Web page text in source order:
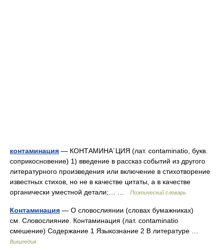
контаминация — КОНТАМИНА´ЦИЯ (лат. contaminatio, букв.
соприкосновение) 1) введение в рассказ событий из другого
литературного произведения или включение в стихотворение
известных стихов, но не в качестве цитаты, а в качестве
органически уместной детали;… …
Поэтический словарь
Контаминация — О словослиянии (словах бумажниках)
см. Словослияние. Контаминация (лат. contaminatio
смешение) Содержание 1 Языкознание 2 В литературе …
Википедия